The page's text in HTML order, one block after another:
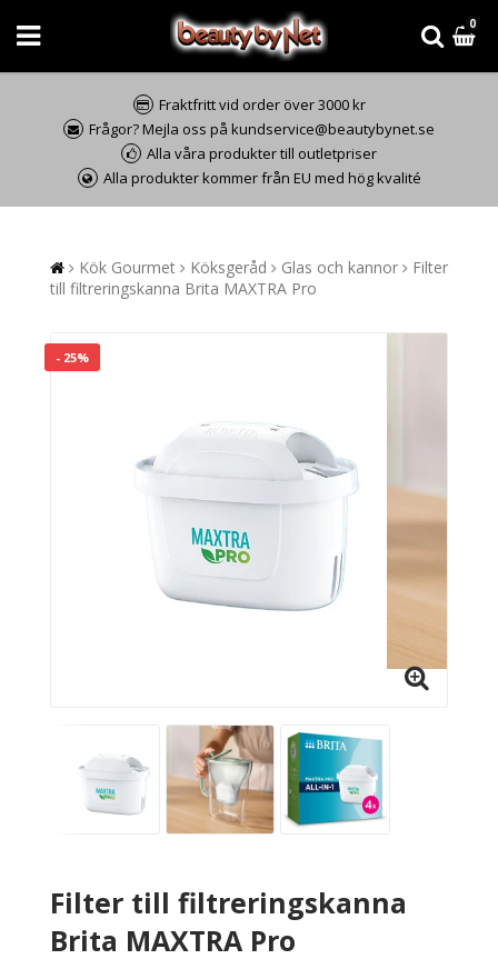
0
Fraktfritt vid order över 3000 kr
Frågor? Mejla oss på kundservice@beautybynet.se
Alla våra produkter till outletpriser
Alla produkter kommer från EU med hög kvalité
Kök Gourmet Köksgeråd Glas och kannor
Filter
till filtreringskanna Brita MAXTRA Pro
- 25%
Filter till filtreringskanna
Brita MAXTRA Pro